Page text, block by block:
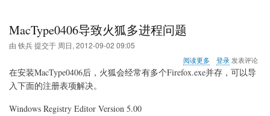
MacType0406导致火狐多进程问题
由 铁兵提交于 周日, 2012-09-02 09:05
阅读更多
于
MacType0406
登录发表评论
在安装MacType0406后，火狐会经常有多个Firefox.exe并存，可以导
入下面的注册表项解决。
Windows Registry Editor Version 5.00